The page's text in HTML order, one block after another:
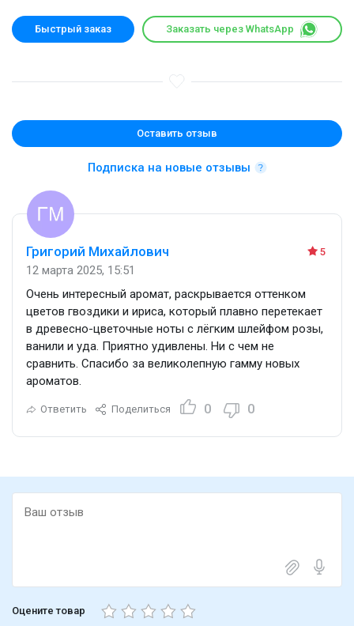
Быстрый заказ Заказать через WhatsApp
Оставить отзыв
Подписка на новые отзывы
5
Григорий Михайлович
12 марта 2025, 15:51
Очень интересный аромат, раскрывается оттенком
цветов гвоздики и ириса, который плавно перетекает
в древесно-цветочные ноты с лёгким шлейфом розы,
ванили и уда. Приятно удивлены. Ни с чем не
сравнить. Спасибо за великолепную гамму новых
ароматов.
Ответить Поделиться 0 0
Оцените товар